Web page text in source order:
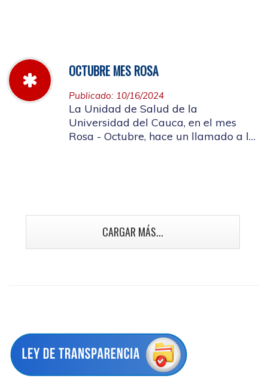
OCTUBRE MES ROSA
Publicado: 10/16/2024
La Unidad de Salud de la
Universidad del Cauca, en el mes
Rosa - Octubre, hace un llamado a la
CARGAR MÁS...